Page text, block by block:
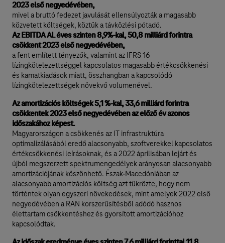
2023 első negyedévében,
mivel a bruttó fedezet javulását ellensúlyozták a magasabb
közvetett költségek, köztük a távközlési pótadó.
Az EBITDA AL éves szinten 8,9%-kal, 50,8 milliárd forintra
csökkent 2023 első negyedévében,
a fent említett tényezők, valamint az IFRS 16
lízingkötelezettséggel kapcsolatos magasabb értékcsökkenési
és kamatkiadások miatt, összhangban a kapcsolódó
lízingkötelezettségek növekvő volumenével.
Az amortizációs költségek 5,1 %-kal, 33,6 milliárd forintra
csökkentek 2023 első negyedévében az előző év azonos
időszakához képest.
Magyarországon a csökkenés az IT infrastruktúra
optimalizálásából eredő alacsonyabb, szoftverekkel kapcsolatos
értékcsökkenési leírásoknak, és a 2022 áprilisában lejárt és
újból megszerzett spektrumengedélyek arányosan alacsonyabb
amortizációjának köszönhető. Észak-Macedóniában az
alacsonyabb amortizációs költség azt tükrözte, hogy nem
történtek olyan egyszeri növekedések, mint amelyek 2022 első
negyedévében a RAN korszerűsítésből adódó hasznos
élettartam csökkentéshez és gyorsított amortizációhoz
kapcsolódtak.